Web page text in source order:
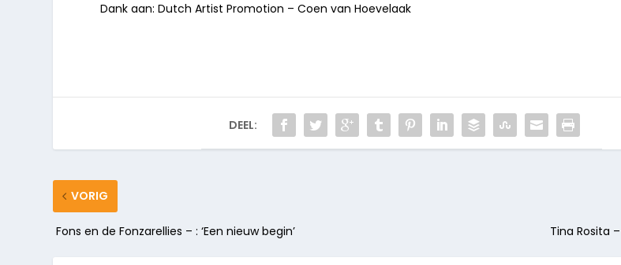
Dank aan: Dutch Artist Promotion – Coen van Hoevelaak
DEEL:
VORIG
Fons en de Fonzarellies – : ‘Een nieuw begin’ Tina Rosita